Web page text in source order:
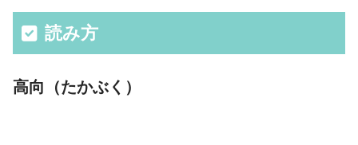
読み方
高向（たかぶく）